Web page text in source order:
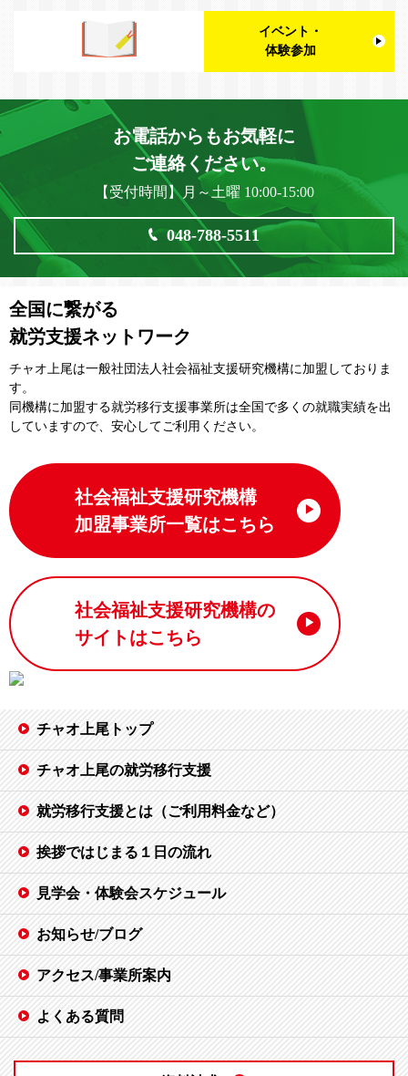
イベント・
体験参加
お電話からもお気軽に
ご連絡ください。
【受付時間】月～土曜 10:00-15:00
048-788-5511
全国に繋がる
就労支援ネットワーク
チャオ上尾は一般社団法⼈社会福祉⽀援研究機構に加盟しておりま
す。
同機構に加盟する就労移⾏⽀援事業所は全国で多くの就職実績を出
していますので、安⼼してご利⽤ください。
社会福祉支援研究機構
加盟事業所一覧はこちら
社会福祉支援研究機構の
サイトはこちら
チャオ上尾トップ
チャオ上尾の就労移行支援
就労移行支援とは（ご利用料金など）
挨拶ではじまる１日の流れ
見学会・体験会スケジュール
お知らせ/ブログ
アクセス/事業所案内
よくある質問